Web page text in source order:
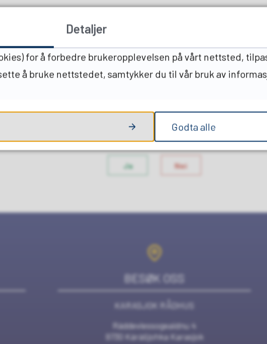
FANT DU DET DU LETTE ETTER?
Ja Nei
BESØK OSS
KARASJOK RÅDHUS
Ráddeviessogeaidnu 4
9730 Kárášjohka Karasjok
Detaljer
for å forbedre brukeropplevelsen på vårt nettsted,
å bruke nettstedet, samtykker du til vår bruk av
Godta alle